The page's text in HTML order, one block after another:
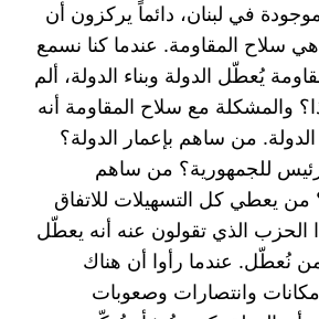
في لبنان، دائماً يركزون أن
سلاح المقاومة. عندما كنا نسمع
يُعطّل الدولة وبناء الدولة، ألم
والمشكلة مع سلاح المقاومة أنه
من ساهم بإعمار الدولة؟
للجمهورية؟ من ساهم
من يعطي كل التسهيلات للاتفاق
‏الحزب الذي تقولون عنه أنه يعطّل
نُعطّل. عندما رأوا أن هناك
‏وانتصارات وصعوبات